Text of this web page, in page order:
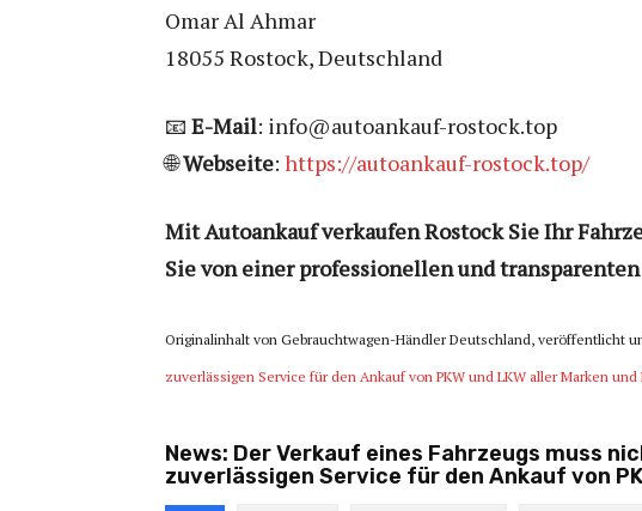
Omar Al Ahmar
18055 Rostock, Deutschland
📧 E-Mail: info@autoankauf-rostock.top
🌐Webseite: https://autoankauf-rostock.top/
Mit Autoankauf verkaufen Rostock Sie Ihr
Sie von einer professionellen und
Originalinhalt von Gebrauchtwagen-Händler Deutschland, veröffentlicht
zuverlässigen Service für den Ankauf von PKW und LKW aller Marken
News: Der Verkauf eines Fahrzeugs muss
zuverlässigen Service für den Ankauf von